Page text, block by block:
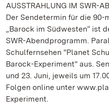
AUSSTRAHLUNG IM SWR-
Der Sendetermin für die
„Barock im Südwesten“ ist
SWR-Abendprogramm.
Schulfernsehen "Planet
Barock-Experiment" aus.
und 23. Juni, jeweils um
Folgen online unter
Experiment.